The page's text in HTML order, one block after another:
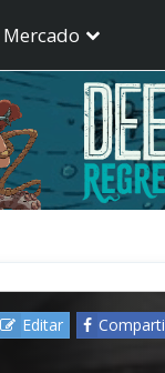
Mercado
Editar